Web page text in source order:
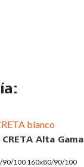
Alta Gama
90/100 160x80/90/100